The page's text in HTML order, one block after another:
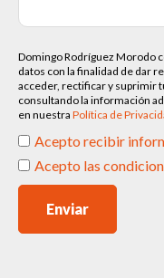
Domingo Rodríguez Morodo
datos con la finalidad de dar
acceder, rectificar y suprimir
consultando la información
en nuestra Política de
Acepto recibir
Acepto las
Enviar